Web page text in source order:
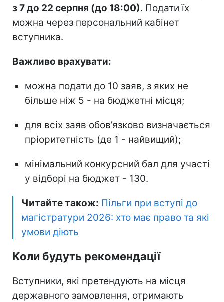
з 7 до 22 серпня (до 18:00). Подати їх
можна через персональний кабінет
вступника.
Важливо врахувати:
можна подати до 10 заяв, з яких не
більше ніж 5 - на бюджетні місця;
для всіх заяв обов’язково визначається
пріоритетність (де 1 - найвищий);
мінімальний конкурсний бал для участі
у відборі на бюджет - 130.
Читайте також: Пільги при вступі до
магістратури 2026: хто має право та які
умови діють
Коли будуть рекомендації
Вступники, які претендують на місця
державного замовлення, отримають